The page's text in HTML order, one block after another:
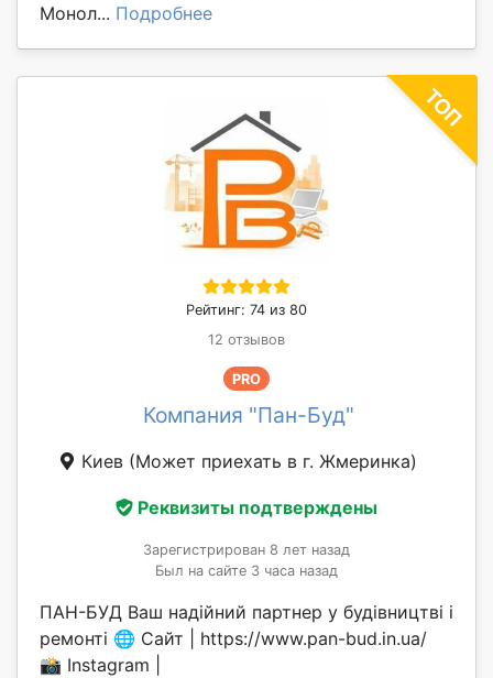
Монол... Подробнее
Рейтинг: 74 из 80
12 отзывов
PRO
Компания "Пан-Буд"
Киев (Может приехать в г. Жмеринка)
Реквизиты подтверждены
Зарегистрирован 8 лет назад
Был на сайте 3 часа назад
ПАН-БУД Ваш надійний партнер у будівництві і
ремонті 🌐 Сайт | https://www.pan-bud.in.ua/
📸 Instagram |